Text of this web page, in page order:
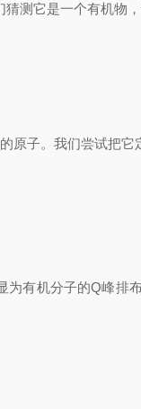
测它是一个有机物
原子。我们尝试把它
为有机分子的Q峰